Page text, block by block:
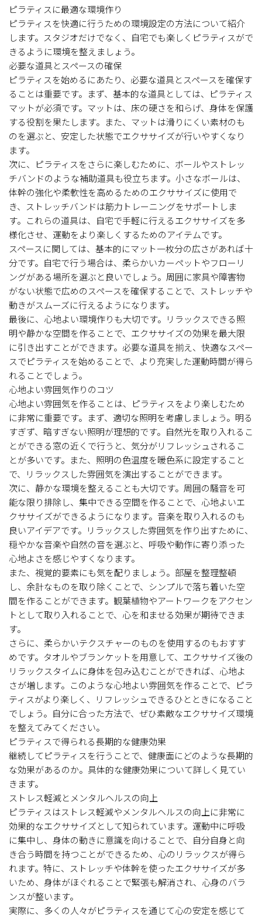
ピラティスに最適な環境作り
ピラティスを快適に行うための環境設定の方法について紹介
します。スタジオだけでなく、自宅でも楽しくピラティスがで
きるように環境を整えましょう。
必要な道具とスペースの確保
ピラティスを始めるにあたり、必要な道具とスペースを確保す
ることは重要です。まず、基本的な道具としては、ピラティス
マットが必須です。マットは、床の硬さを和らげ、身体を保護
する役割を果たします。また、マットは滑りにくい素材のも
のを選ぶと、安定した状態でエクササイズが行いやすくなり
ます。
次に、ピラティスをさらに楽しむために、ボールやストレッ
チバンドのような補助道具も役立ちます。小さなボールは、
体幹の強化や柔軟性を高めるためのエクササイズに使用で
き、ストレッチバンドは筋力トレーニングをサポートしま
す。これらの道具は、自宅で手軽に行えるエクササイズを多
様化させ、運動をより楽しくするためのアイテムです。
スペースに関しては、基本的にマット一枚分の広さがあれば十
分です。自宅で行う場合は、柔らかいカーペットやフローリ
ングがある場所を選ぶと良いでしょう。周囲に家具や障害物
がない状態で広めのスペースを確保することで、ストレッチや
動きがスムーズに行えるようになります。
最後に、心地よい環境作りも大切です。リラックスできる照
明や静かな空間を作ることで、エクササイズの効果を最大限
に引き出すことができます。必要な道具を揃え、快適なスペー
スでピラティスを始めることで、より充実した運動時間が得ら
れることでしょう。
心地よい雰囲気作りのコツ
心地よい雰囲気を作ることは、ピラティスをより楽しむため
に非常に重要です。まず、適切な照明を考慮しましょう。明る
すぎず、暗すぎない照明が理想的です。自然光を取り入れるこ
とができる窓の近くで行うと、気分がリフレッシュされるこ
とが多いです。また、照明の色温度を暖色系に設定すること
で、リラックスした雰囲気を演出することができます。
次に、静かな環境を整えることも大切です。周囲の騒音を可
能な限り排除し、集中できる空間を作ることで、心地よいエ
クササイズができるようになります。音楽を取り入れるのも
良いアイデアです。リラックスした雰囲気を作り出すために、
穏やかな音楽や自然の音を選ぶと、呼吸や動作に寄り添った
心地よさを感じやすくなります。
また、視覚的要素にも気を配りましょう。部屋を整理整頓
し、余計なものを取り除くことで、シンプルで落ち着いた空
間を作ることができます。観葉植物やアートワークをアクセン
トとして取り入れることで、心を和ませる効果が期待できま
す。
さらに、柔らかいテクスチャーのものを使用するのもおすす
めです。タオルやブランケットを用意して、エクササイズ後の
リラックスタイムに身体を包み込むことができれば、心地よ
さが増します。このような心地よい雰囲気を作ることで、ピラ
ティスがより楽しく、リフレッシュできるひとときになること
でしょう。自分に合った方法で、ぜひ素敵なエクササイズ環境
を整えてみてください。
ピラティスで得られる長期的な健康効果
継続してピラティスを行うことで、健康面にどのような長期的
な効果があるのか。具体的な健康効果について詳しく見てい
きます。
ストレス軽減とメンタルヘルスの向上
ピラティスはストレス軽減やメンタルヘルスの向上に非常に
効果的なエクササイズとして知られています。運動中に呼吸
に集中し、身体の動きに意識を向けることで、自分自身と向
き合う時間を持つことができるため、心のリラックスが得ら
れます。特に、ストレッチや体幹を使ったエクササイズが多
いため、身体がほぐれることで緊張も解消され、心身のバラ
ンスが整います。
実際に、多くの人々がピラティスを通じて心の安定を感じて